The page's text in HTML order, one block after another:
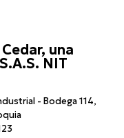
una
NIT
- Bodega 114,